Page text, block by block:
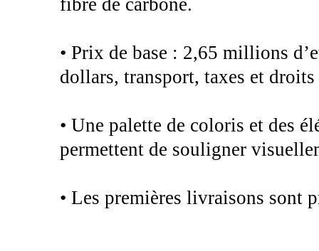
• Prix de base : 2,65 millions
dollars, transport, taxes et
• Une palette de coloris et des
permettent de souligner
• Les premières livraisons sont